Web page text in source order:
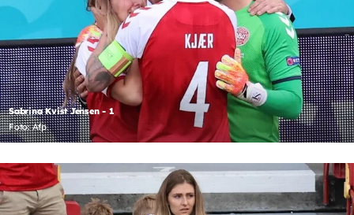
Sabrina Kvist Jensen - 1
Foto: Afp